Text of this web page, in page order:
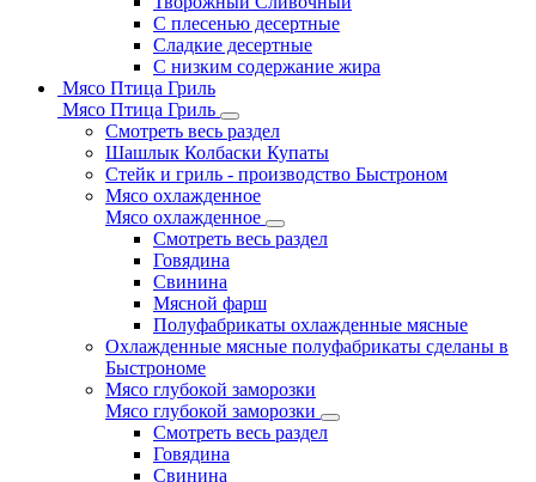
С плесенью десертные
Сладкие десертные
С низким содержание жира
Мясо Птица Гриль
Мясо Птица Гриль
Смотреть весь раздел
Шашлык Колбаски Купаты
Стейк и гриль - производство Быстроном
Мясо охлажденное
Мясо охлажденное
Смотреть весь раздел
Говядина
Свинина
Мясной фарш
Полуфабрикаты охлажденные мясные
Охлажденные мясные полуфабрикаты сделаны в
Быстрономе
Мясо глубокой заморозки
Мясо глубокой заморозки
Смотреть весь раздел
Говядина
Свинина